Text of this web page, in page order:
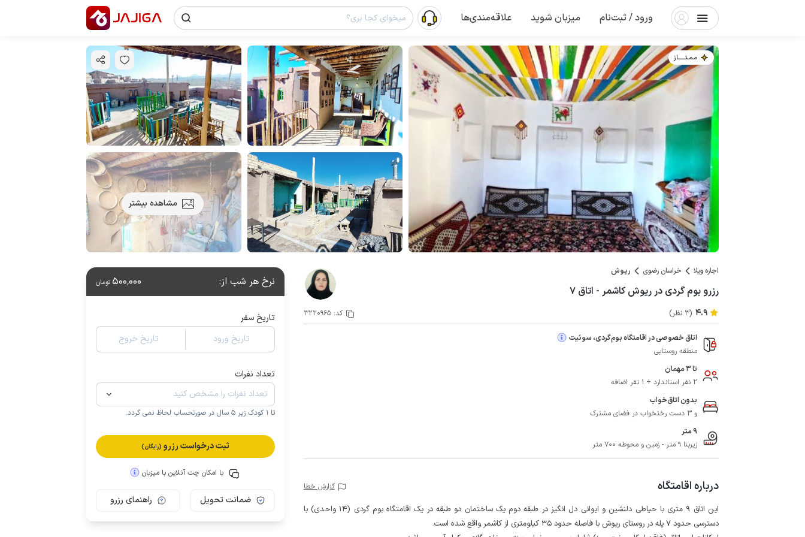
ورود / ثبت‌نام میزبان شوید علاقه‌مندی‌ها
مـمـتــــــاز
مشاهده بیشتر
اجاره ویلا خراسان رضوی ریوش
رزرو بوم گردی در ریوش کاشمر - اتاق ۷
4.9 (3 نظر) کد:3220965
اتاق خصوصی در اقامتگاه بوم‌گردی، سوئیت
منطقه روستایی
تا 3 مهمان
2 نفر استاندارد + 1 نفر اضافه
بدون اتاق‌خواب
و 3 دست رختخواب در فضای مشترک
9 متر
زیربنا 9 متر - زمین و محوطه 700 متر
درباره اقامتگاه گزارش خطا
این اتاق 9 متری با حیاطی دلنشین و ایوانی دل انگیز در طبقه دوم یک ساختمان دو طبقه در یک اقامتگاه بوم گردی (14 واحدی) با
دسترسی حدود 7 پله در روستای ریوش با فاصله حدود 35 کیلومتری از کاشمر واقع شده است.
نرخ هر شب از: 500٬000 تومان
تاریخ سفر
تاریخ ورود
تاریخ خروج
تعداد نفرات
تا 1 کودک زیر 5 سال در صورتحساب لحاظ نمی گردد.
ثبت درخواست رزرو (رایگان)
با امکان چت آنلاین با میزبان
ضمانت تحویل راهنمای رزرو